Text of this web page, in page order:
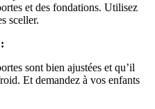
et des fondations. Utilisez
sceller.
sont bien ajustées et qu’il
Et demandez à vos enfants